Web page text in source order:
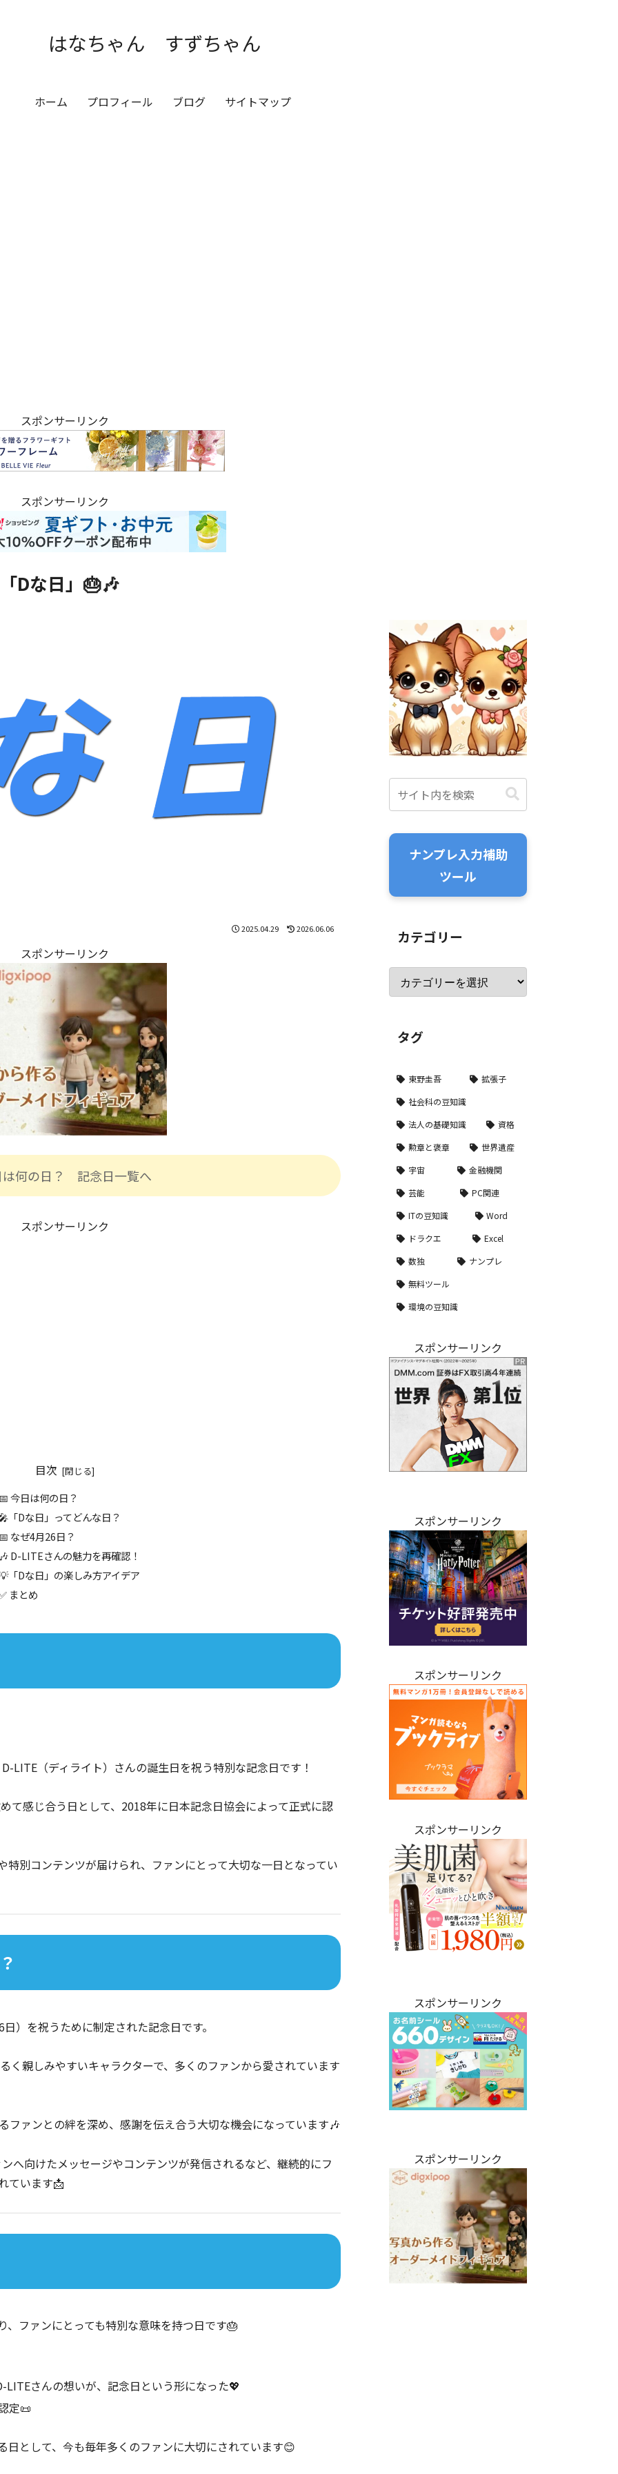
はなちゃん すずちゃん
ホーム プロフィール ブログ サイトマップ
スポンサーリンク
スポンサーリンク
Dな日」🎂🎶
2025.04.29 2026.06.06
スポンサーリンク
は何の日？ 記念日一覧へ
スポンサーリンク
目次
今日は何の日？
「Dな日」ってどんな日？
なぜ4月26日？
D-LITEさんの魅力を再確認！
「Dな日」の楽しみ方アイデア
まとめ
LITE（ディライト）さんの誕生日を祝う特別な記念日です！
て感じ合う日として、2018年に日本記念日協会によって正式に認
別コンテンツが届けられ、ファンにとって大切な一日となってい
）を祝うために制定された記念日です。
く親しみやすいキャラクターで、多くのファンから愛されています
ファンとの絆を深め、感謝を伝え合う大切な機会になっています🎶
へ向けたメッセージやコンテンツが発信されるなど、継続的にフ
ています📩
ファンにとっても特別な意味を持つ日です🎂
さんの想いが、記念日という形になった💖
定📜
日として、今も毎年多くのファンに大切にされています😊
ナンプレ入力補助
ツール
カテゴリー
タグ
東野圭吾
拡張子
社会科の豆知識
法人の基礎知識
資格
勲章と褒章
世界遺産
宇宙
金融機関
芸能
PC関連
ITの豆知識
Word
ドラクエ
Excel
数独
ナンプレ
無料ツール
環境の豆知識
スポンサーリンク
スポンサーリンク
スポンサーリンク
スポンサーリンク
スポンサーリンク
スポンサーリンク